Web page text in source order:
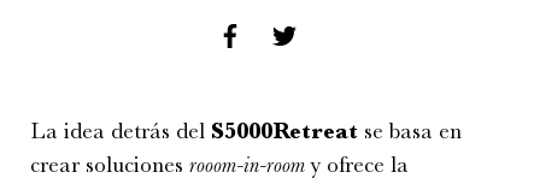
La idea detrás del S5000Retreat se basa en
crear soluciones rooom-in-roomy ofrece la